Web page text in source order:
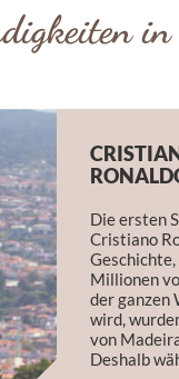
Die ersten
Cristiano
Millionen
der ganzen
wird,
von
Deshalb